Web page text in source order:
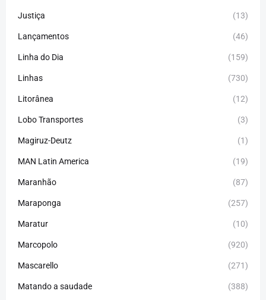
Justiça (13)
Lançamentos (46)
Linha do Dia (159)
Linhas (730)
Litorânea (12)
Lobo Transportes (3)
Magiruz-Deutz (1)
MAN Latin America (19)
Maranhão (87)
Maraponga (257)
Maratur (10)
Marcopolo (920)
Mascarello (271)
Matando a saudade (388)